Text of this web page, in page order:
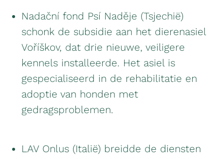
Nadační fond Psí Naděje (Tsjechië)
schonk de subsidie aan het dierenasiel
Voříškov, dat drie nieuwe, veiligere
kennels installeerde. Het asiel is
gespecialiseerd in de rehabilitatie en
adoptie van honden met
gedragsproblemen.
LAV Onlus (Italië) breidde de diensten